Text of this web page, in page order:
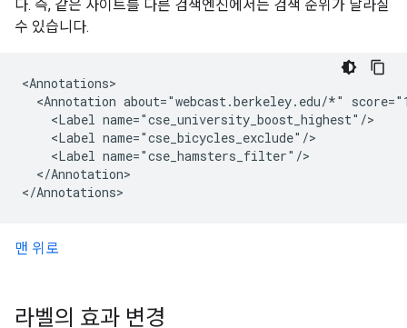
다. 즉, 같은 사이트를 다른 검색엔진에서는 검색 순위가 달라질
수 있습니다.
<Annotations>
<Annotation about="webcast.berkeley.edu/*"
    <Label name="cse_university_boost_highest"/>
    <Label name="cse_bicycles_exclude"/>
    <Label name="cse_hamsters_filter"/>
  </Annotation>
</Annotations>
맨 위로
라벨의 효과 변경